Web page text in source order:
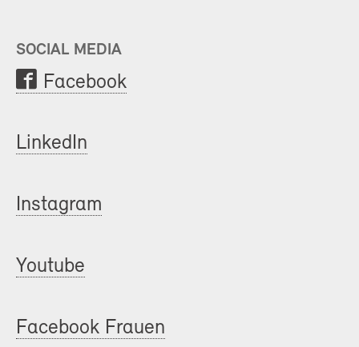
SOCIAL MEDIA
Facebook
LinkedIn
Instagram
Youtube
Facebook Frauen